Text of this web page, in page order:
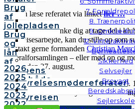
7.
8.
9.
12.
Sikkerhed
Selvsejler
Brovagt
Sejlerskole
Brug
af
jollepladsen
Brug
og
lån
af
klubbens
følgebåde
Vedtægter
Bestyrelsen
Bestyrelsesmødereferater
2026
2025
2024
2023
2022
Du kan læse referatet via linkether …
Hvis du kunne tænke dig at tage del i
bestyrelsesarbejde, kan du stille op som
Kontakt gerne formanden Christian
generalforsamlingen – eller mød op og
dagen, den 27. august.
På gensyn i klubhuset den 27. august kl.
for at overholde alle